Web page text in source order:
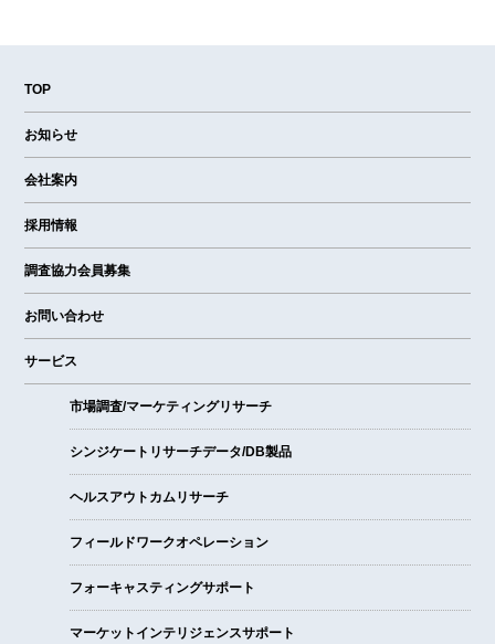
TOP
お知らせ
会社案内
採用情報
調査協力会員募集
お問い合わせ
サービス
市場調査/マーケティングリサーチ
シンジケートリサーチデータ/DB製品
ヘルスアウトカムリサーチ
フィールドワークオペレーション
フォーキャスティングサポート
マーケットインテリジェンスサポート